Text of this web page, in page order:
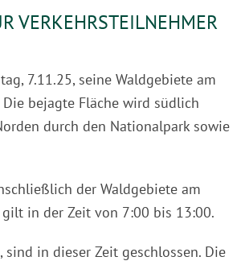
VERKEHRSTEILNEHMER
7.11.25, seine Waldgebiete am
bejagte Fläche wird südlich
durch den Nationalpark sowie
der Waldgebiete am
in der Zeit von 7:00 bis 13:00.
in dieser Zeit geschlossen. Die